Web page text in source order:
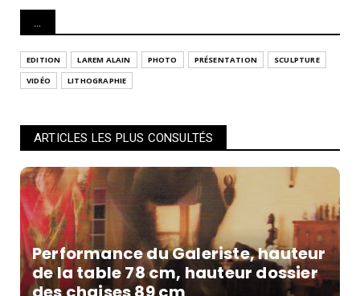
...
EDITION LAREM ALAIN PHOTO PRÉSENTATION
SCULPTURE
VIDÉO
LITHOGRAPHIE
ARTICLES LES PLUS CONSULTÉS
Performance du Galeriste, hauteur
de la table 78 cm, hauteur dossier